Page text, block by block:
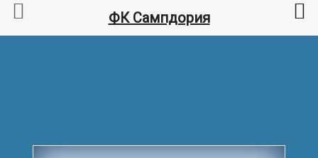
ФК Сампдория